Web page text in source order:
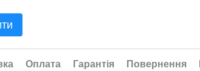
Оплата Гарантія Повернення